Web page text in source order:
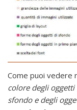
Come puoi vedere
colore degli
sfondo e degli